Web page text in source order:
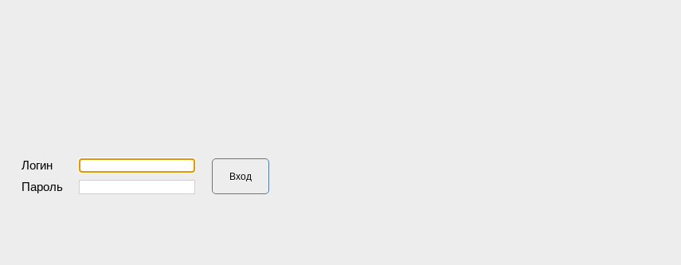
Логин
Вход
Пароль